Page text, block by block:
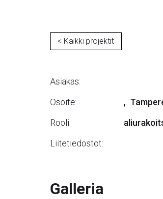
< Kaikki projektit
Asiakas:
Osoite:
,
Rooli:
Liitetiedostot:
Galleria